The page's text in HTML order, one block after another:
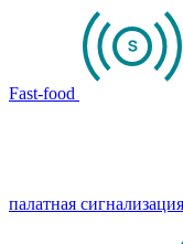
Fast-food
палатная сигнализация